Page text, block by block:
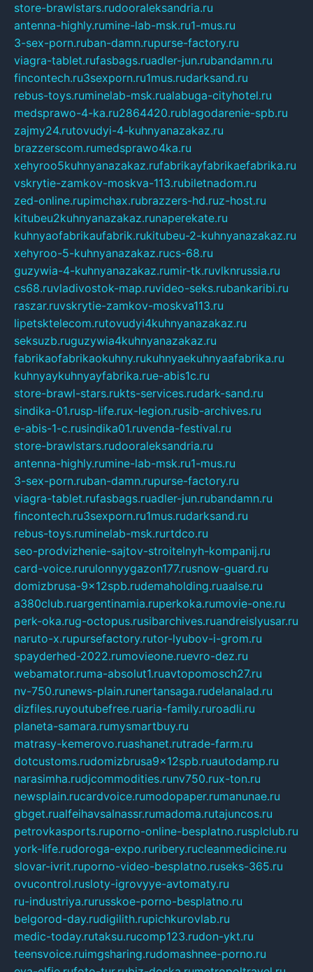
store-brawlstars.rudooraleksandria.ru
antenna-highly.rumine-lab-msk.ru1-mus.ru
3-sex-porn.ruban-damn.rupurse-factory.ru
viagra-tablet.rufasbags.ruadler-jun.rubandamn.ru
fincontech.ru3sexporn.ru1mus.rudarksand.ru
rebus-toys.ruminelab-msk.rualabuga-cityhotel.ru
medsprawo-4-ka.ru2864420.rublagodarenie-spb.ru
zajmy24.rutovudyi-4-kuhnyanazakaz.ru
brazzerscom.rumedsprawo4ka.ru
xehyroo5kuhnyanazakaz.rufabrikayfabrikaefabrika.ru
vskrytie-zamkov-moskva-113.rubiletnadom.ru
zed-online.rupimchax.rubrazzers-hd.ruz-host.ru
kitubeu2kuhnyanazakaz.runaperekate.ru
kuhnyaofabrikaufabrik.rukitubeu-2-kuhnyanazakaz.ru
xehyroo-5-kuhnyanazakaz.rucs-68.ru
guzywia-4-kuhnyanazakaz.rumir-tk.ruvlknrussia.ru
cs68.ruvladivostok-map.ruvideo-seks.rubankaribi.ru
raszar.ruvskrytie-zamkov-moskva113.ru
lipetsktelecom.rutovudyi4kuhnyanazakaz.ru
seksuzb.ruguzywia4kuhnyanazakaz.ru
fabrikaofabrikaokuhny.rukuhnyaekuhnyaafabrika.ru
kuhnyaykuhnyayfabrika.rue-abis1c.ru
store-brawl-stars.rukts-services.rudark-sand.ru
sindika-01.rusp-life.rux-legion.rusib-archives.ru
e-abis-1-c.rusindika01.ruvenda-festival.ru
store-brawlstars.rudooraleksandria.ru
antenna-highly.rumine-lab-msk.ru1-mus.ru
3-sex-porn.ruban-damn.rupurse-factory.ru
viagra-tablet.rufasbags.ruadler-jun.rubandamn.ru
fincontech.ru3sexporn.ru1mus.rudarksand.ru
rebus-toys.ruminelab-msk.rurtdco.ru
seo-prodvizhenie-sajtov-stroitelnyh-kompanij.ru
card-voice.rurulonnyygazon177.rusnow-guard.ru
domizbrusa-9x12spb.rudemaholding.ruaalse.ru
a380club.ruargentinamia.ruperkoka.rumovie-one.ru
perk-oka.rug-octopus.rusibarchives.ruandreislyusar.ru
naruto-x.rupursefactory.rutor-lyubov-i-grom.ru
spayderhed-2022.rumovieone.ruevro-dez.ru
webamator.ruma-absolut1.ruavtopomosch27.ru
nv-750.runews-plain.runertansaga.rudelanalad.ru
dizfiles.ruyoutubefree.ruaria-family.ruroadli.ru
planeta-samara.rumysmartbuy.ru
matrasy-kemerovo.ruashanet.rutrade-farm.ru
dotcustoms.rudomizbrusa9x12spb.ruautodamp.ru
narasimha.rudjcommodities.runv750.rux-ton.ru
newsplain.rucardvoice.rumodopaper.rumanunae.ru
gbget.rualfeihavsalnassr.rumadoma.rutajuncos.ru
petrovkasports.ruporno-online-besplatno.rusplclub.ru
york-life.rudoroga-expo.ruribery.rucleanmedicine.ru
slovar-ivrit.ruporno-video-besplatno.ruseks-365.ru
ovucontrol.rusloty-igrovyye-avtomaty.ru
ru-industriya.rurusskoe-porno-besplatno.ru
belgorod-day.rudigilith.rupichkurovlab.ru
medic-today.rutaksu.rucomp123.rudon-ykt.ru
teensvoice.ruimgsharing.rudomashnee-porno.ru